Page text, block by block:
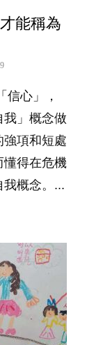
能稱為
信心」，
我」概念做
強項和短處
懂得在危機
我概念。...